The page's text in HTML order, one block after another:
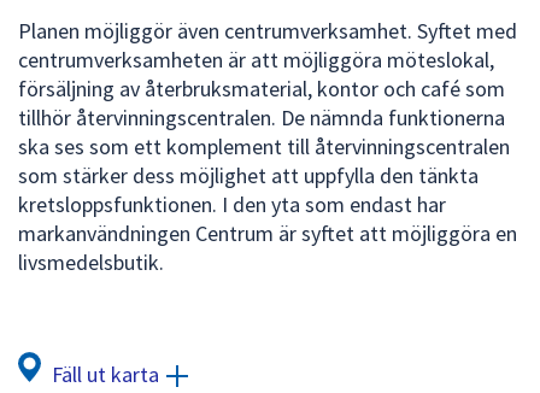
för
att
välja
något
av
dem.
Planen möjliggör även centrumverksamhet. Syftet med
centrumverksamheten är att möjliggöra möteslokal,
försäljning av återbruksmaterial, kontor och café som
tillhör återvinningscentralen. De nämnda funktionerna
ska ses som ett komplement till återvinningscentralen
som stärker dess möjlighet att uppfylla den tänkta
kretsloppsfunktionen. I den yta som endast har
markanvändningen Centrum är syftet att möjliggöra en
livsmedelsbutik.
Fäll ut karta